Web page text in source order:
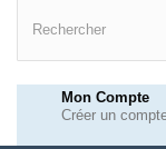
Mon Compte
Créer un